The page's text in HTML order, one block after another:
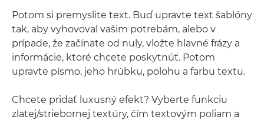
Potom si premyslite text. Buď upravte text šablóny
tak, aby vyhovoval vašim potrebám, alebo v
prípade, že začínate od nuly, vložte hlavné frázy a
informácie, ktoré chcete poskytnúť. Potom
upravte písmo, jeho hrúbku, polohu a farbu textu.
Chcete pridať luxusný efekt? Vyberte funkciu
zlatej/striebornej textúry, čím textovým poliam a